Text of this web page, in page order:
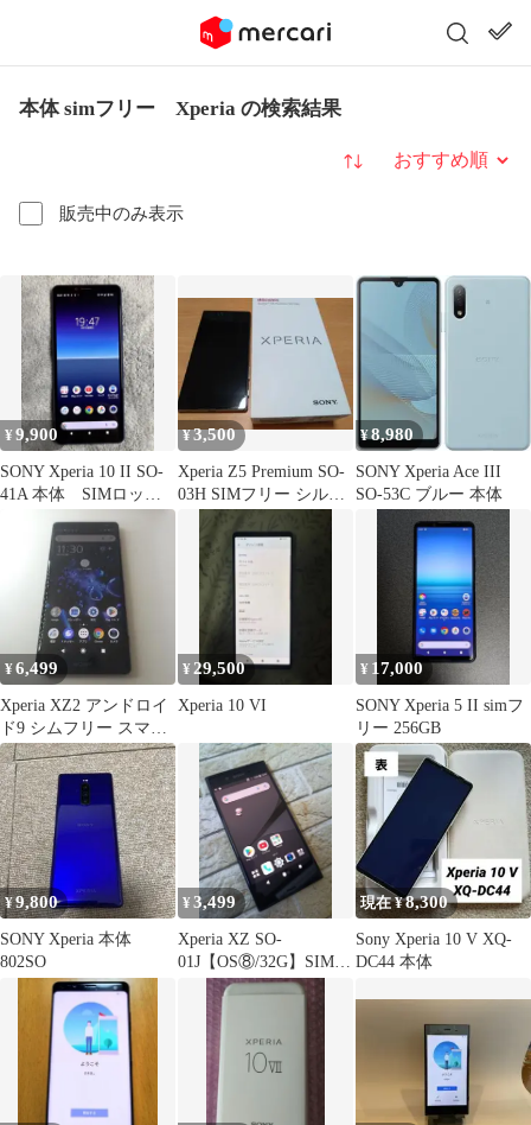
本体 simフリー Xperia の検索結果
販売中のみ表示
並び替え
¥9,900
SONY Xperia 10 II SO-
41A 本体 SIMロック
¥3,500
Xperia Z5 Premium SO-
03H SIMフリー シルバ
¥8,980
SONY Xperia Ace III
SO-53C ブルー 本体
¥6,499
Xperia XZ2 アンドロイ
ド9 シムフリー スマホ
本体161
¥ 29,500
Xperia 10 VI
¥ 17,000
SONY Xperia 5 II simフ
リー 256GB
¥9,800
SONY Xperia 本体
802SO
¥3,499
Xperia XZ SO-
01J【OS⑧/32G】SIMフ
リー各種設定対応可！
現在 ¥8,300
Sony Xperia 10 V XQ-
DC44 本体